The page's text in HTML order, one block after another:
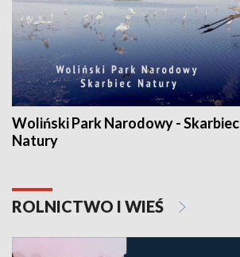
Woliński Park Narodowy - Skarbiec
Natury
ROLNICTWO I WIEŚ